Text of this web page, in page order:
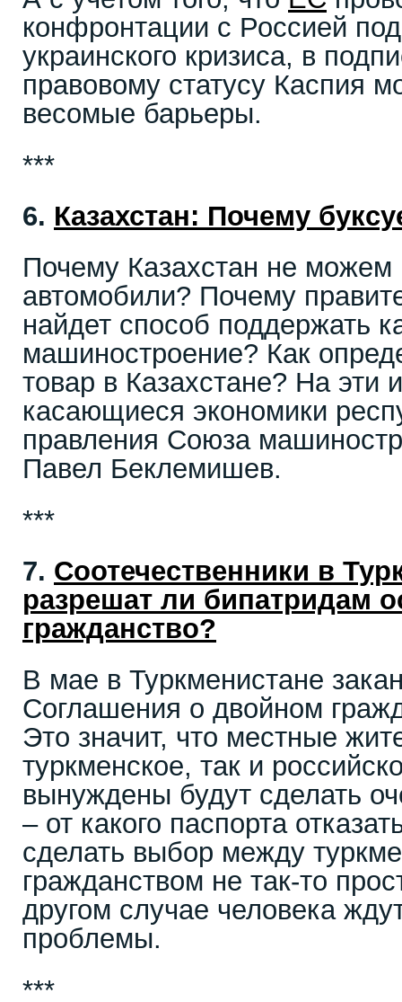
конфронтации с Россией
украинского кризиса, в
правовому статусу Каспия
весомые барьеры.
***
6. Казахстан: Почему
Почему Казахстан не можем
автомобили? Почему
найдет способ поддержать
машиностроение? Как
товар в Казахстане? На эти
касающиеся экономики
правления Союза
Павел Беклемишев.
***
7. Соотечественники в
разрешат ли бипатридам
гражданство?
В мае в Туркменистане
Соглашения о двойном
Это значит, что местные
туркменское, так и
вынуждены будут сделать
– от какого паспорта
сделать выбор между
гражданством не так-то
другом случае человека
проблемы.
***